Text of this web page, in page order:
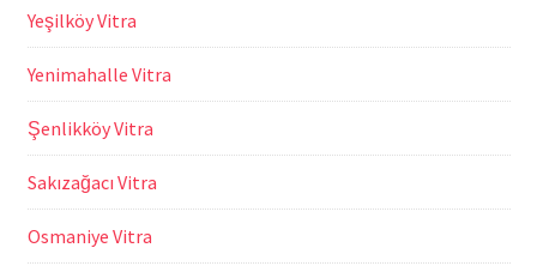
Yeşilköy Vitra
Yenimahalle Vitra
Şenlikköy Vitra
Sakızağacı Vitra
Osmaniye Vitra